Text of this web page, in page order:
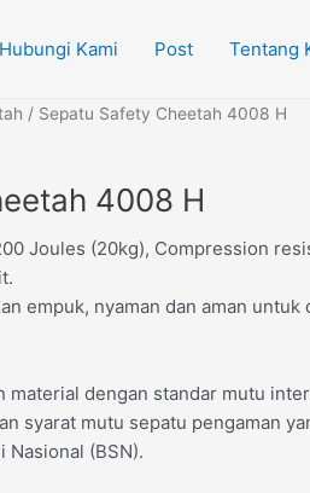
Hubungi Kami Post Tentang
/ Sepatu Safety Cheetah 4008 H
4008 H
Joules (20kg), Compression
empuk, nyaman dan aman untuk
material dengan standar mutu
syarat mutu sepatu pengaman
Nasional (BSN).